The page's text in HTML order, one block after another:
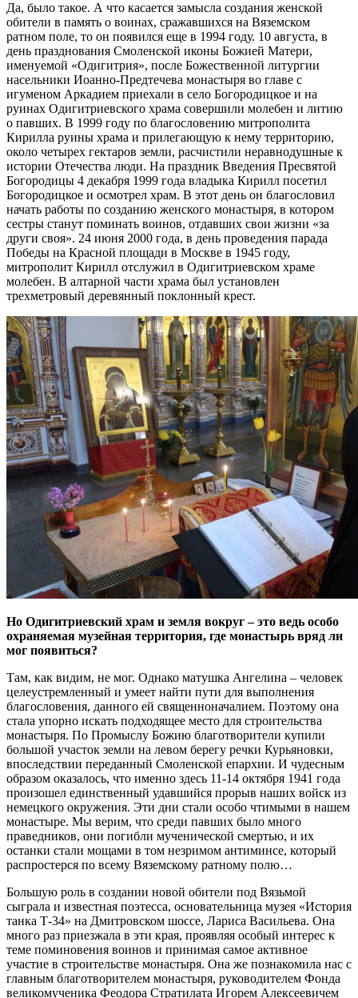
Да, было такое. А что касается замысла создания женской
обители в память о воинах, сражавшихся на Вяземском
ратном поле, то он появился еще в 1994 году. 10 августа, в
день празднования Смоленской иконы Божией Матери,
именуемой «Одигитрия», после Божественной литургии
насельники Иоанно-Предтечева монастыря во главе с
игуменом Аркадием приехали в село Богородицкое и на
руинах Одигитриевского храма совершили молебен и литию
о павших. В 1999 году по благословению митрополита
Кирилла руины храма и прилегающую к нему территорию,
около четырех гектаров земли, расчистили неравнодушные к
истории Отечества люди. На праздник Введения Пресвятой
Богородицы 4 декабря 1999 года владыка Кирилл посетил
Богородицкое и осмотрел храм. В этот день он благословил
начать работы по созданию женского монастыря, в котором
сестры станут поминать воинов, отдавших свои жизни «за
други своя». 24 июня 2000 года, в день проведения парада
Победы на Красной площади в Москве в 1945 году,
митрополит Кирилл отслужил в Одигитриевском храме
молебен. В алтарной части храма был установлен
трехметровый деревянный поклонный крест.
Но Одигитриевский храм и земля вокруг – это ведь особо
охраняемая музейная территория, где монастырь вряд ли
мог появиться?
Там, как видим, не мог. Однако матушка Ангелина – человек
целеустремленный и умеет найти пути для выполнения
благословения, данного ей священноначалием. Поэтому она
стала упорно искать подходящее место для строительства
монастыря. По Промыслу Божию благотворители купили
большой участок земли на левом берегу речки Курьяновки,
впоследствии переданный Смоленской епархии. И чудесным
образом оказалось, что именно здесь 11-14 октября 1941 года
произошел единственный удавшийся прорыв наших войск из
немецкого окружения. Эти дни стали особо чтимыми в нашем
монастыре. Мы верим, что среди павших было много
праведников, они погибли мученической смертью, и их
останки стали мощами в том незримом антиминсе, который
распростерся по всему Вяземскому ратному полю…
Большую роль в создании новой обители под Вязьмой
сыграла и известная поэтесса, основательница музея «История
танка Т-34» на Дмитровском шоссе, Лариса Васильева. Она
много раз приезжала в эти края, проявляя особый интерес к
теме поминовения воинов и принимая самое активное
участие в строительстве монастыря. Она же познакомила нас с
главным благотворителем монастыря, руководителем Фонда
великомученика Феодора Стратилата Игорем Алексеевичем